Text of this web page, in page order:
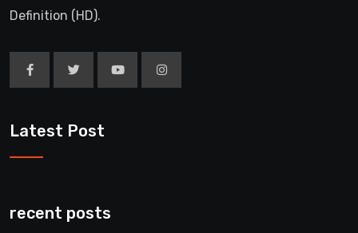
Definition (HD).
Latest Post
recent posts